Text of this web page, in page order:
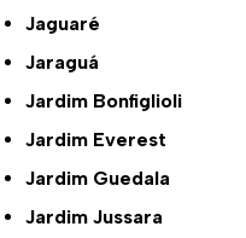
Jaguaré
Jaraguá
Jardim Bonfiglioli
Jardim Everest
Jardim Guedala
Jardim Jussara